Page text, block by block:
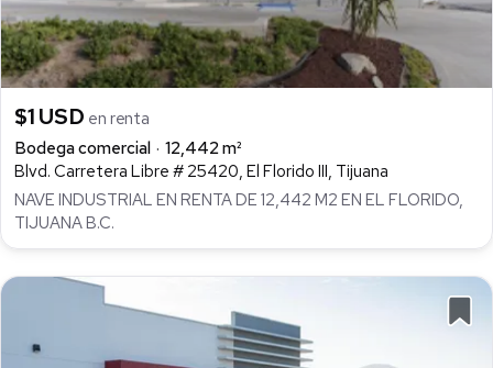
$1 USD en renta
Bodega comercial
12,442 m²
Blvd. Carretera Libre # 25420, El Florido III, Tijuana
NAVE INDUSTRIAL EN RENTA DE 12,442 M2 EN EL FLORIDO,
TIJUANA B.C.